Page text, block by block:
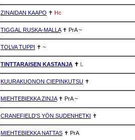
ZINAIDAN KAAPO ✝ Hc
TIGGAL RUSKA-MALLA✝ PrA ~
TOLVA TUPPI ✝ ~
TINTTARAISEN KASTANJA ✝ L
KUURAKUONON CIEPINKUTSU ✝
MIEHTEBIEKKA ZINJA✝ PrA ~
CRANEFIELD'S YÖN SUDENHETKI ✝
MIEHTEBIEKKA NATTAS ✝ PrA